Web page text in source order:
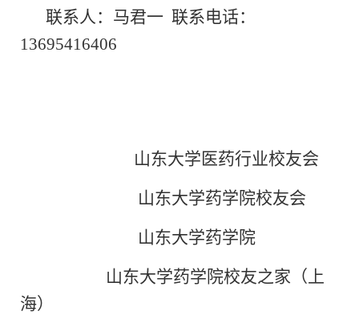
联系人：马君一 联系电话：
13695416406
山东大学医药行业校友会
山东大学药学院校友会
山东大学药学院
山东大学药学院校友之家（上
海）